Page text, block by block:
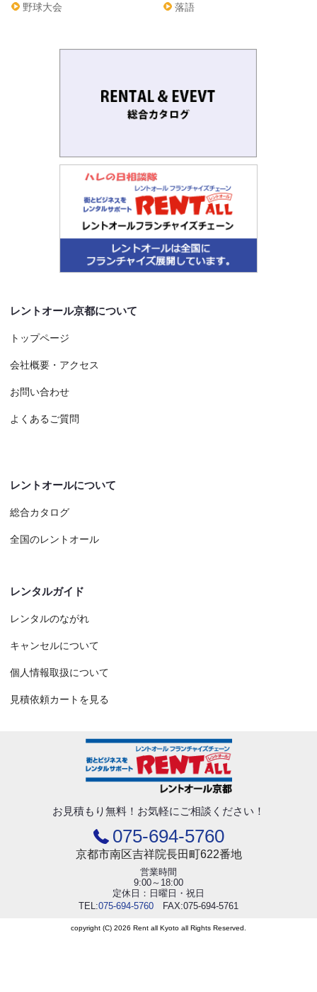
野球大会 落語
レントオール京都について
トップページ
会社概要・アクセス
お問い合わせ
よくあるご質問
レントオールについて
総合カタログ
全国のレントオール
レンタルガイド
レンタルのながれ
キャンセルについて
個人情報取扱について
見積依頼カートを見る
お見積もり無料！ お気軽にご相談ください！
075-694-5760
京都市南区吉祥院長田町622番地
営業時間
9:00～18:00
定休日：日曜日・祝日
TEL:075-694-5760 FAX:075-694-5761
copyright (C) 2026 Rent all Kyoto all Rights Reserved.